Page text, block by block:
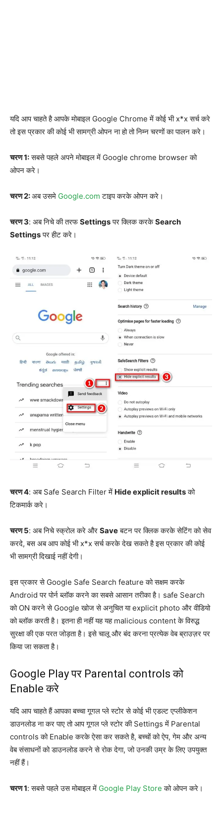
यदि आप चाहते है आपके मोबाइल Google Chrome में कोई भी x*x सर्च करे
तो इस प्रकार की कोई भी सामग्री ओपन ना हो तो निम्न चरणों का पालन करे।
चरण 1:सबसे पहले अपने मोबाइल में Google chrome browser को
ओपन करे।
चरण 2:अब उसमे Google.com टाइप करके ओपन करे।
चरण 3: अब निचे की तरफSettingsपर क्लिक करकेSearch
Settingsपर हीट करे।
चरण 4: अब Safe Search Filter में Hide explicit resultsको
टिकमार्क करे।
चरण 5: अब निचे स्क्रोल करे और Saveबटन पर क्लिक करके सेटिंग को सेव
करदे, बस अब आप कोई भी x*x सर्च करके देख सकते है इस प्रकार की कोई
भी सामग्री दिखाई नहीं देगी।
इस प्रकार से Google Safe Search feature को सक्षम करके
Android पर पोर्न ब्लॉक करने का सबसे आसान तरीका है। safe Search
को ON करने से Google खोज से अनुचित या explicit photo और वीडियो
को ब्लॉक करती है। इतना ही नहीं यह यह malicious content के विरुद्ध
सुरक्षा की एक परत जोड़ता है। इसे चालू और बंद करना प्रत्येक वेब ब्राउज़र पर
किया जा सकता है।
Google Play पर Parental controls को
Enable करे
यदि आप चाहते हैं आपका बच्चा गूगल प्ले स्टोर से कोई भी एडल्ट एप्लीकेशन
डाउनलोड ना कर पाए तो आप गूगल प्ले स्टोर की Settings में Parental
controls को Enable करके ऐसा कर सकते है, बच्चों को ऐप, गेम और अन्य
वेब संसाधनों को डाउनलोड करने से रोक देगा, जो उनकी उम्र के लिए उपयुक्त
नहीं हैं।
चरण 1: सबसे पहले उस मोबाइल में Google Play Store को ओपन करे।